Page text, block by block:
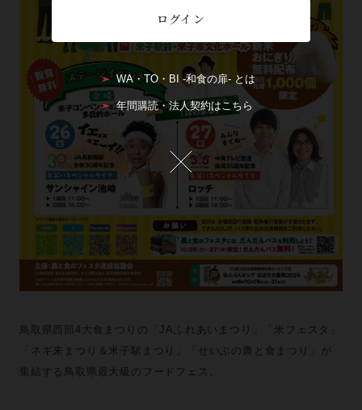
鳥取県西部4大食まつりの「JAふれあいまつり」「米フェスタ」
「ネギ来まつり＆米子駅まつり」「せいぶの農と食まつり」が
集結する鳥取県最大級のフードフェス。
ログイン
WA・TO・BI -和食の扉- とは
年間購読・法人契約はこちら